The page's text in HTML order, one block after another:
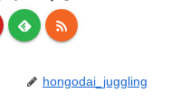
hongodai_juggling